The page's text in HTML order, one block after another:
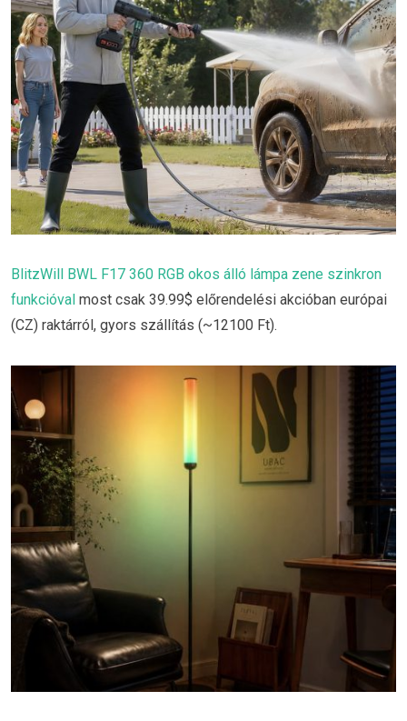
BlitzWill BWL F17 360 RGB okos álló lámpa zene szinkron
funkcióval most csak 39.99$ előrendelési akcióban európai
(CZ) raktárról, gyors szállítás (~12100 Ft).